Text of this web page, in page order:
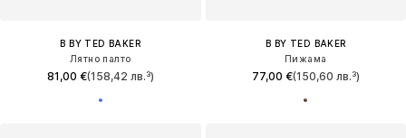
B BY TED BAKER
Лятно палто
81,00 €(158,42 лв.³)
B BY TED BAKER
Пижама
77,00 €(150,60 лв.³)